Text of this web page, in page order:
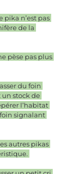
pika n’est pas
de la
pèse pas plus
du foin
un stock de
l’habitat
signalant
autres pikas